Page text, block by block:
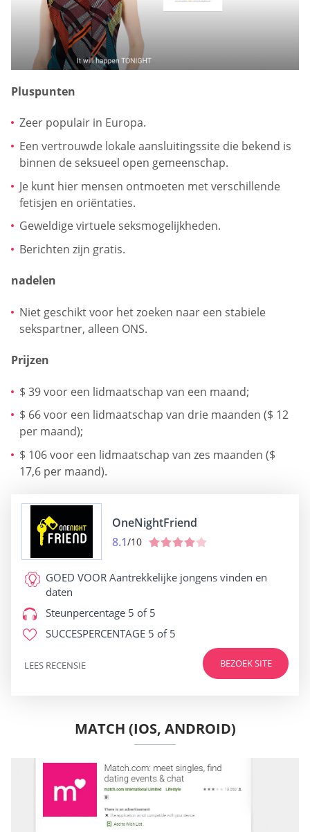
Pluspunten
Zeer populair in Europa.
Een vertrouwde lokale aansluitingssite die bekend is
binnen de seksueel open gemeenschap.
Je kunt hier mensen ontmoeten met verschillende
fetisjen en oriëntaties.
Geweldige virtuele seksmogelijkheden.
Berichten zijn gratis.
nadelen
Niet geschikt voor het zoeken naar een stabiele
sekspartner, alleen ONS.
Prijzen
$ 39 voor een lidmaatschap van een maand;
$ 66 voor een lidmaatschap van drie maanden ($ 12
per maand);
$ 106 voor een lidmaatschap van zes maanden ($
17,6 per maand).
OneNightFriend
8.1/10
GOED VOOR Aantrekkelijke jongens vinden en
daten
Steunpercentage 5 of 5
SUCCESPERCENTAGE 5 of 5
BEZOEK SITE
LEES RECENSIE
MATCH (IOS, ANDROID)